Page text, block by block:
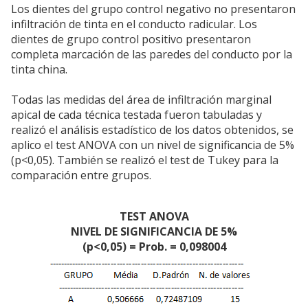
Los dientes del grupo control negativo no presentaron
infiltración de tinta en el conducto radicular. Los
dientes de grupo control positivo presentaron
completa marcación de las paredes del conducto por la
tinta china.
Todas las medidas del área de infiltración marginal
apical de cada técnica testada fueron tabuladas y
realizó el análisis estadístico de los datos obtenidos, se
aplico el test ANOVA con un nivel de significancia de 5%
(p<0,05). También se realizó el test de Tukey para la
comparación entre grupos.
TEST ANOVA
NIVEL DE SIGNIFICANCIA DE 5%
(p<0,05) = Prob. = 0,098004